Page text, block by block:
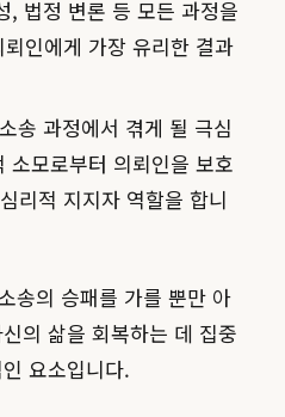
, 법정 변론 등 모든 과정을
인에게 가장 유리한 결과
소송 과정에서 겪게 될 극심
소모로부터 의뢰인을 보호
리적 지지자 역할을 합니
송의 승패를 가를 뿐만 아
의 삶을 회복하는 데 집중
요소입니다.